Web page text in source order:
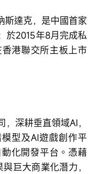
斯達克，是中國首家
於2015年8月完成私
港聯交所主板上市
深耕垂直領域AI，
型及AI遊戲創作平
化開發平台。憑藉
巨大商業化潛力，